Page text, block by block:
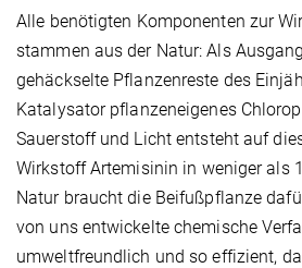
Alle benötigten Komponenten zur
stammen aus der Natur: Als
gehäckselte Pflanzenreste des
Katalysator pflanzeneigenes
Sauerstoff und Licht entsteht auf
Wirkstoff Artemisinin in weniger als
Natur braucht die Beifußpflanze
von uns entwickelte chemische
umweltfreundlich und so effizient,